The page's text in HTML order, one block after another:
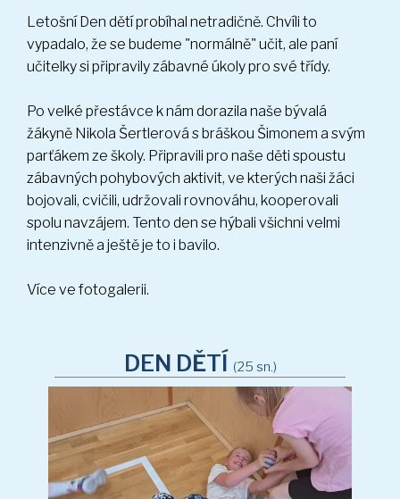
Letošní Den dětí probíhal netradičně. Chvíli to
vypadalo, že se budeme "normálně" učit, ale paní
učitelky si připravily zábavné úkoly pro své třídy.
Po velké přestávce k nám dorazila naše bývalá
žákyně Nikola Šertlerová s bráškou Šimonem a svým
parťákem ze školy. Připravili pro naše děti spoustu
zábavných pohybových aktivit, ve kterých naši žáci
bojovali, cvičili, udržovali rovnováhu, kooperovali
spolu navzájem. Tento den se hýbali všichni velmi
intenzivně a ještě je to i bavilo.
Více ve fotogalerii.
DEN DĚTÍ(25 sn.)